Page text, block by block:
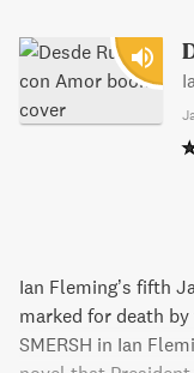
Ian Fleming’s fifth
marked for death
SMERSH in Ian